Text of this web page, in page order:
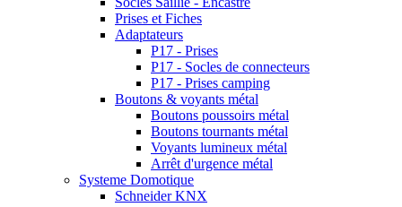
Prises et Fiches
Adaptateurs
P17 - Prises
P17 - Socles de connecteurs
P17 - Prises camping
Boutons & voyants métal
Boutons poussoirs métal
Boutons tournants métal
Voyants lumineux métal
Arrêt d'urgence métal
Systeme Domotique
Schneider KNX